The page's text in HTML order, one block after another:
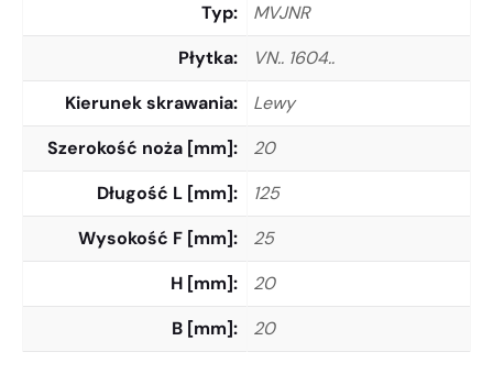
Typ
MVJNR
Płytka
VN.. 1604..
Kierunek skrawania
Lewy
Szerokość noża [mm]
20
Długość L [mm]
125
Wysokość F [mm]
25
H [mm]
20
B [mm]
20